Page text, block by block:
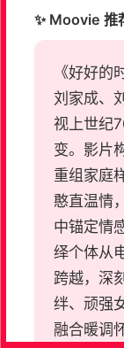
✨ Moovie 推
《好好
刘家成、
视上世纪
变。影片
重组家庭
憨直温情
中锚定情
绎个体从
跨越，深
绊、顽强
融合暖调